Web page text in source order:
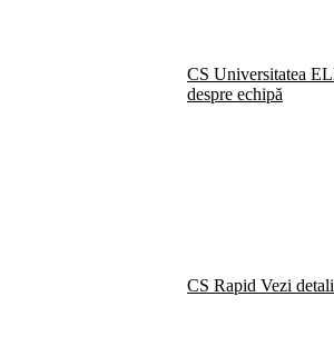
CS Universitatea
despre echipă
CS Rapid Vezi